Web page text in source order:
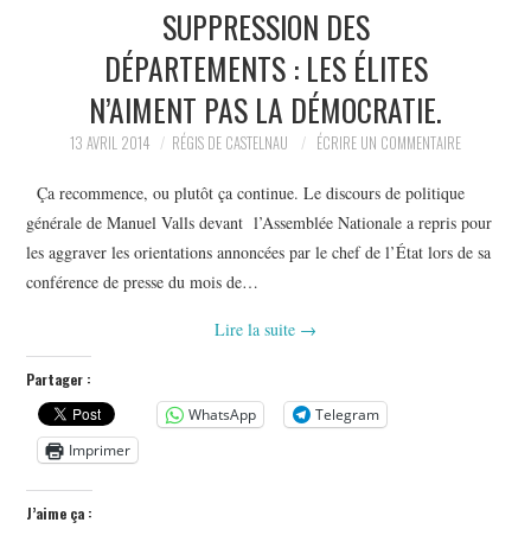
POLITIQUE
HISTOIRE
CULTURE
SPORT
SUPPRESSION DES
DÉPARTEMENTS : LES ÉLITES
N’AIMENT PAS LA DÉMOCRATIE.
13 AVRIL 2014 RÉGIS DE CASTELNAU ÉCRIRE UN COMMENTAIRE
Ça recommence, ou plutôt ça continue. Le discours de politique
générale de Manuel Valls devant l’Assemblée Nationale a repris pour
les aggraver les orientations annoncées par le chef de l’État lors de sa
conférence de presse du mois de…
Lire la suite →
Partager :
WhatsApp
Telegram
Imprimer
J’aime ça :